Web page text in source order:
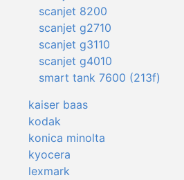
scanjet 8200
scanjet g2710
scanjet g3110
scanjet g4010
smart tank 7600 (213f)
kaiser baas
kodak
konica minolta
kyocera
lexmark